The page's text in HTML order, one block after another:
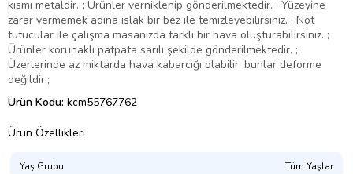
kısmı metaldir. ; Ürünler verniklenip gönderilmektedir. ; Yüzeyine
zarar vermemek adına ıslak bir bez ile temizleyebilirsiniz. ; Not
tutucular ile çalışma masanızda farklı bir hava oluşturabilirsiniz. ;
Ürünler korunaklı patpata sarılı şekilde gönderilmektedir. ;
Üzerlerinde az miktarda hava kabarcığı olabilir, bunlar deforme
değildir.;
Ürün Kodu: kcm55767762
Ürün Özellikleri
Yaş Grubu Tüm Yaşlar